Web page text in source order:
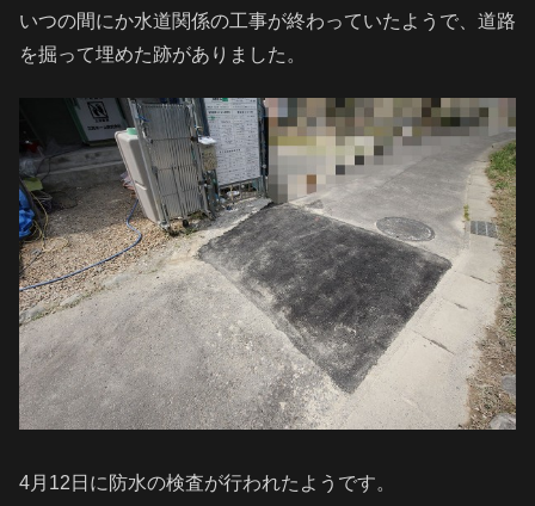
いつの間にか水道関係の工事が終わっていたようで、道路
を掘って埋めた跡がありました。
4月12日に防水の検査が行われたようです。